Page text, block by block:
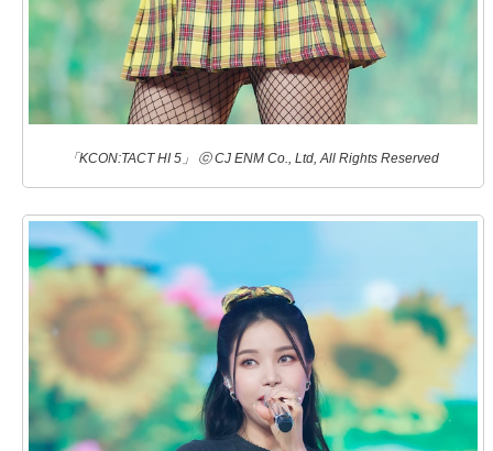
「KCON:TACT HI 5」 ⓒ CJ ENM Co., Ltd, All Rights Reserved